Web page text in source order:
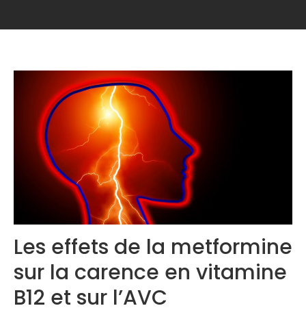
Les effets de la metformine
sur la carence en vitamine
B12 et sur l’AVC